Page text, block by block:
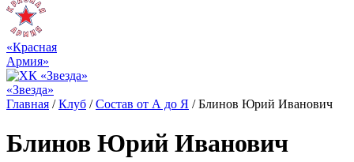
«Красная
Армия»
«Звезда»
Главная /Клуб /Состав от А до Я /Блинов Юрий Иванович
Блинов Юрий Иванович